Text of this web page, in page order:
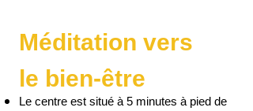
Méditation vers
le bien-être
Le centre est situé à 5 minutes à pied de